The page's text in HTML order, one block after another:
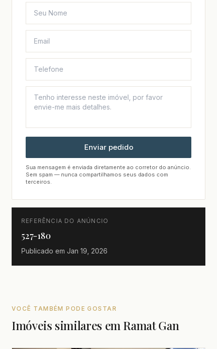
Enviar pedido
Sua mensagem é enviada diretamente ao corretor do anúncio.
Sem spam — nunca compartilhamos seus dados com
terceiros.
REFERÊNCIA DO ANÚNCIO
527-180
Publicado em Jan 19, 2026
VOCÊ TAMBÉM PODE GOSTAR
Imóveis similares em Ramat Gan